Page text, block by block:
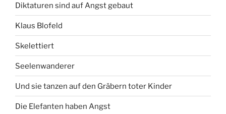
Diktaturen sind auf Angst gebaut
Klaus Blofeld
Skelettiert
Seelenwanderer
Und sie tanzen auf den Gräbern toter Kinder
Die Elefanten haben Angst